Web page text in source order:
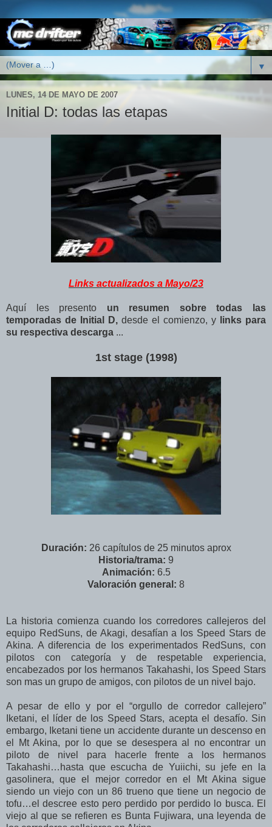
▼
LUNES, 14 DE MAYO DE 2007
Initial D: todas las etapas
Links actualizados a Mayo/23
Aquí les presento un resumen sobre todas las
temporadas de Initial D, desde el comienzo, y
links para
su respectiva descarga ...
1st stage (1998)
Duración: 26 capítulos de 25 minutos aprox
Historia/trama: 9
Animación: 6.5
Valoración general: 8
La historia comienza cuando los corredores callejeros del
equipo RedSuns, de Akagi, desafían a los Speed Stars de
Akina. A diferencia de los experimentados RedSuns, con
pilotos con categoría y de respetable experiencia,
encabezados por los hermanos Takahashi, los Speed Stars
son mas un grupo de amigos, con pilotos de un nivel bajo.
A pesar de ello y por el “orgullo de corredor callejero”
Iketani, el líder de los Speed Stars, acepta el desafío. Sin
embargo, Iketani tiene un accidente durante un descenso en
el Mt Akina, por lo que se desespera al no encontrar un
piloto de nivel para hacerle frente a los hermanos
Takahashi…hasta que escucha de Yuiichi, su jefe en la
gasolinera, que el mejor corredor en el Mt Akina sigue
siendo un viejo con un 86 trueno que tiene un negocio de
tofu…el descree esto pero perdido por perdido lo busca. El
viejo al que se refieren es Bunta Fujiwara, una leyenda de